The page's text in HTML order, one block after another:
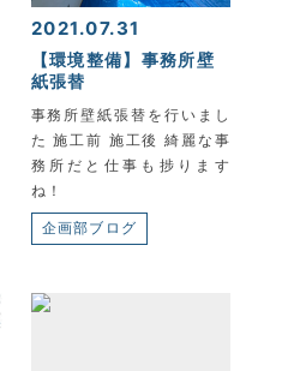
2021.07.31
【環境整備】事務所壁
紙張替
事務所壁紙張替を行いまし
た 施工前 施工後 綺麗な事
務所だと仕事も捗ります
ね！
企画部ブログ